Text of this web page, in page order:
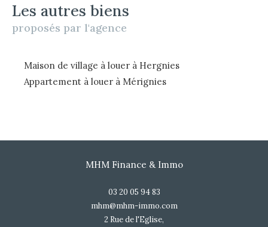
Les autres biens
proposés par l'agence
Maison de village à louer à Hergnies
Appartement à louer à Mérignies
MHM Finance & Immo
03 20 05 94 83
mhm@mhm-immo.com
2 Rue de l'Eglise,